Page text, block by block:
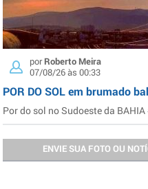
porRoberto Meira
07/08/26 às 00:33
POR DO SOL em brumado
Por do sol no Sudoeste da
ENVIE SUA FOTO OU